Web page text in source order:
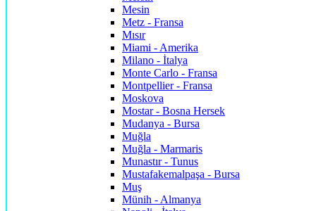
Mesin
Metz - Fransa
Mısır
Miami - Amerika
Milano - İtalya
Monte Carlo - Fransa
Montpellier - Fransa
Moskova
Mostar - Bosna Hersek
Mudanya - Bursa
Muğla
Muğla - Marmaris
Munastır - Tunus
Mustafakemalpaşa - Bursa
Muş
Münih - Almanya